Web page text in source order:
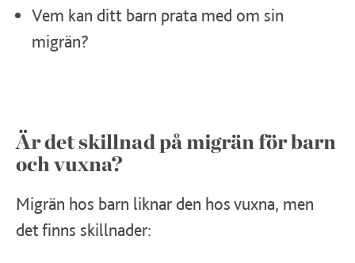
Vem kan ditt barn prata med om sin
migrän?
Är det skillnad på migrän för barn
och vuxna?
Migrän hos barn liknar den hos vuxna, men
det finns skillnader: